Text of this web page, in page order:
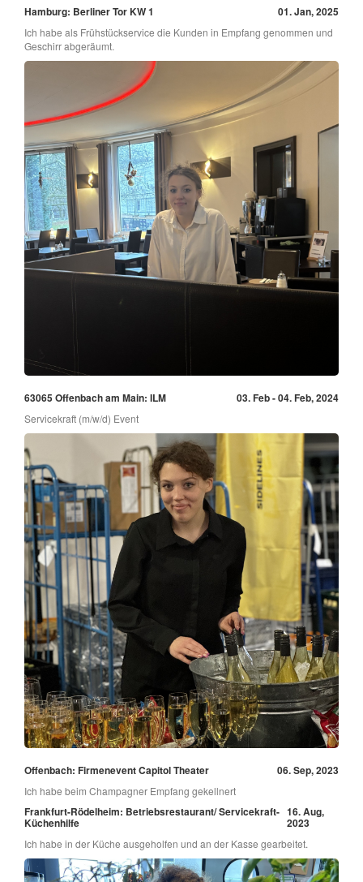
Hamburg: Berliner Tor KW 1
01. Jan, 2025
Ich habe als Frühstückservice die Kunden in Empfang genommen und
Geschirr abgeräumt.
63065 Offenbach am Main: ILM 03. Feb - 04. Feb, 2024
Servicekraft (m/w/d) Event
Offenbach: Firmenevent Capitol Theater 06. Sep, 2023
Ich habe beim Champagner Empfang gekellnert
Frankfurt-Rödelheim: Betriebsrestaurant/ Servicekraft-
Küchenhilfe
16. Aug,
2023
Ich habe in der Küche ausgeholfen und an der Kasse gearbeitet.